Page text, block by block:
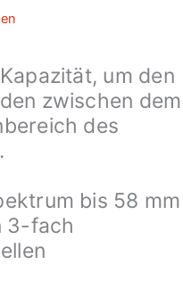
um den
zwischen dem
des
bis 58 mm
3-fach